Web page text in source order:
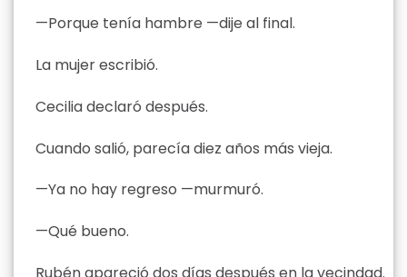
—Porque tenía hambre —dije al final.
La mujer escribió.
Cecilia declaró después.
Cuando salió, parecía diez años más vieja.
—Ya no hay regreso —murmuró.
—Qué bueno.